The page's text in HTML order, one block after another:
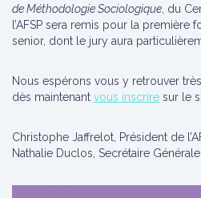
de Méthodologie Sociologique , du
l’AFSP sera remis pour la première
senior, dont le jury aura
Nous espérons vous y retrouver
dès maintenant vous inscrire sur le
Christophe Jaffrelot, Président de
Nathalie Duclos, Secrétaire Générale